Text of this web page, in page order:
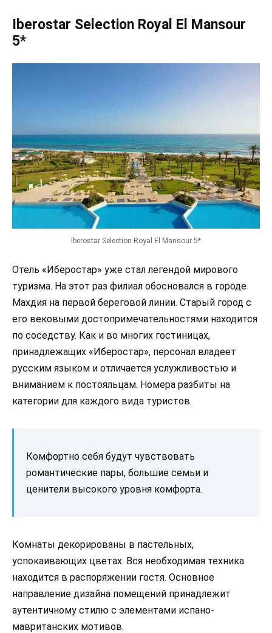
Iberostar Selection Royal El Mansour
5*
Iberostar Selection Royal El Mansour 5*
Отель «Иберостар» уже стал легендой мирового
туризма. На этот раз филиал обосновался в городе
Махдия на первой береговой линии. Старый город с
его вековыми достопримечательностями находится
по соседству. Как и во многих гостиницах,
принадлежащих «Иберостар», персонал владеет
русским языком и отличается услужливостью и
вниманием к постояльцам. Номера разбиты на
категории для каждого вида туристов.
Комфортно себя будут чувствовать
романтические пары, большие семьи и
ценители высокого уровня комфорта.
Комнаты декорированы в пастельных,
успокаивающих цветах. Вся необходимая техника
находится в распоряжении гостя. Основное
направление дизайна помещений принадлежит
аутентичному стилю с элементами испано-
мавританских мотивов.